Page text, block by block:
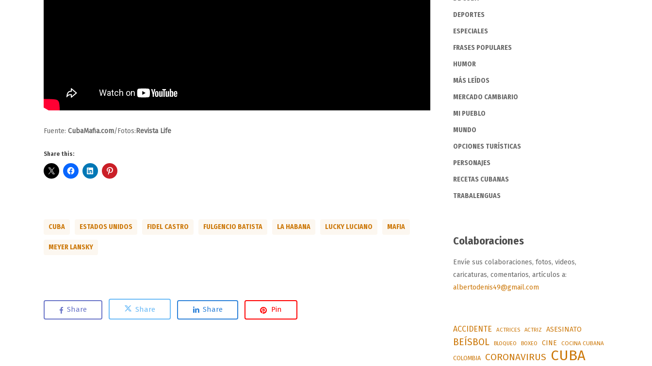
Fuente: CubaMafia.com/Fotos:Revista Life
Share this:
CUBA ESTADOS UNIDOS FIDEL CASTRO FULGENCIO BATISTA LA HABANA LUCKY LUCIANO MAFIA
MEYER LANSKY
Share Share Share Pin
DEPORTES
ESPECIALES
FRASES POPULARES
HUMOR
MÁS LEÍDOS
MERCADO CAMBIARIO
MI PUEBLO
MUNDO
OPCIONES TURÍSTICAS
PERSONAJES
RECETAS CUBANAS
TRABALENGUAS
Colaboraciones
Envíe sus colaboraciones, fotos, videos,
caricaturas, comentarios, artículos a:
albertodenis49@gmail.com
ACCIDENTE ACTRICES ACTRIZ ASESINATO
BEÍSBOL BLOQUEO BOXEO CINE COCINA CUBANA
COLOMBIA CORONAVIRUS CUBA